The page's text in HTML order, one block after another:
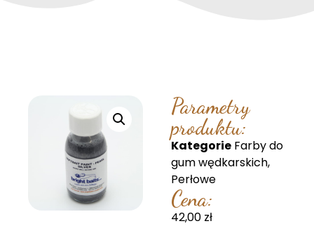
Parametry
produktu:
Kategorie Farby do
gum wędkarskich,
Perłowe
Cena:
42,00 zł